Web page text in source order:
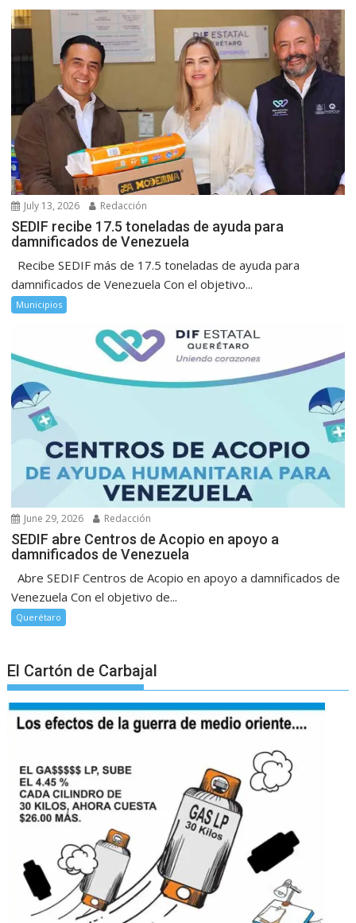
July 13, 2026 Redacción
SEDIF recibe 17.5 toneladas de ayuda para
damnificados de Venezuela
Recibe SEDIF más de 17.5 toneladas de ayuda para
damnificados de Venezuela Con el objetivo...
Municipios
June 29, 2026 Redacción
SEDIF abre Centros de Acopio en apoyo a
damnificados de Venezuela
Abre SEDIF Centros de Acopio en apoyo a damnificados de
Venezuela Con el objetivo de...
Querétaro
El Cartón de Carbajal